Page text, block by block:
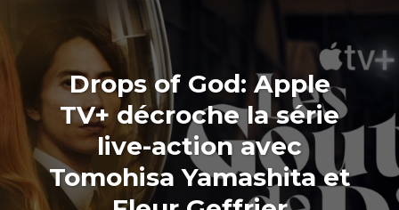
Drops of God: Apple
TV+ décroche la série
live-action avec
Tomohisa Yamashita et